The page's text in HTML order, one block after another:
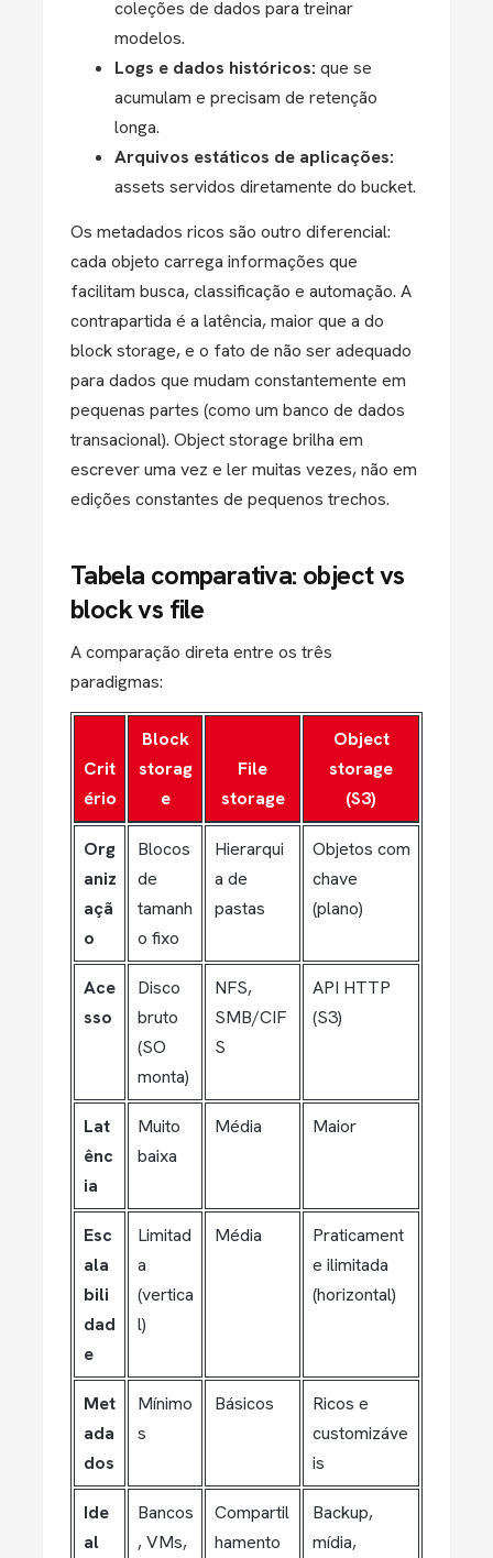
coleções de dados para treinar
modelos.
Logs e dados históricos: que se
acumulam e precisam de retenção
longa.
Arquivos estáticos de aplicações:
assets servidos diretamente do bucket.
Os metadados ricos são outro diferencial:
cada objeto carrega informações que
facilitam busca, classificação e automação. A
contrapartida é a latência, maior que a do
block storage, e o fato de não ser adequado
para dados que mudam constantemente em
pequenas partes (como um banco de dados
transacional). Object storage brilha em
escrever uma vez e ler muitas vezes, não em
edições constantes de pequenos trechos.
Tabela comparativa: object vs
block vs file
A comparação direta entre os três
paradigmas:
Crit
ério
Block
storag
e
File
storage
Object
storage
(S3)
Org
aniz
açã
o
Blocos
de
tamanh
o fixo
Hierarqui
a de
pastas
Objetos com
chave
(plano)
Ace
sso
Disco
bruto
(SO
monta)
NFS,
SMB/CIF
S
API HTTP
(S3)
Lat
ênc
ia
Muito
baixa
Média Maior
Esc
ala
bili
dad
e
Limitad
a
(vertica
l)
Média
Praticament
e ilimitada
(horizontal)
Met
ada
dos
Mínimo
s
Básicos
Ricos e
customizáve
is
Ide
al
Bancos
, VMs,
Compartil
hamento
Backup,
mídia,